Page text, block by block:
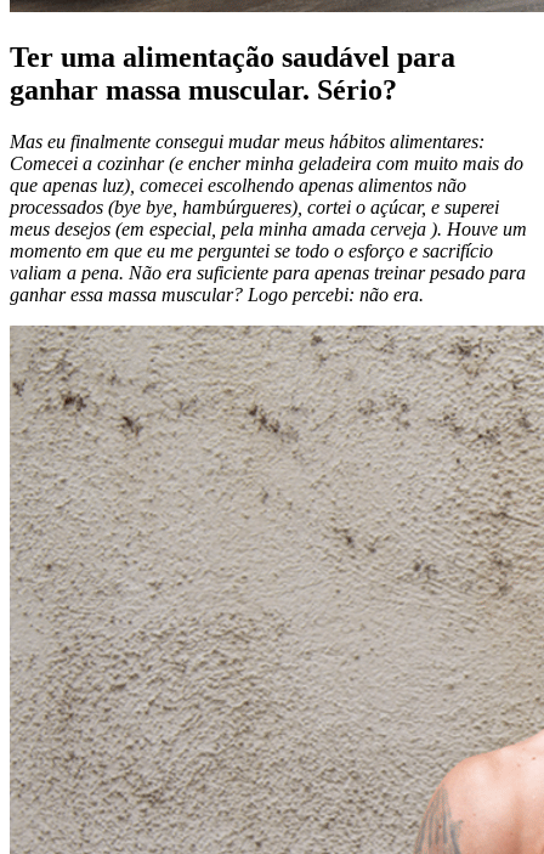
Ter uma alimentação saudável para
ganhar massa muscular. Sério?
Mas eu finalmente consegui mudar meus hábitos alimentares:
Comecei a cozinhar (e encher minha geladeira com muito mais do
que apenas luz), comecei escolhendo apenas alimentos não
processados (bye bye, hambúrgueres), cortei o açúcar, e superei
meus desejos (em especial, pela minha amada cerveja ). Houve um
momento em que eu me perguntei se todo o esforço e sacrifício
valiam a pena. Não era suficiente para apenas treinar pesado para
ganhar essa massa muscular? Logo percebi: não era.